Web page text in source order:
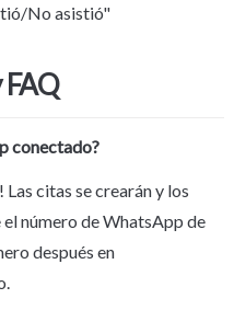
No asistió"
conectado?
citas se crearán y los
número de WhatsApp de
después en